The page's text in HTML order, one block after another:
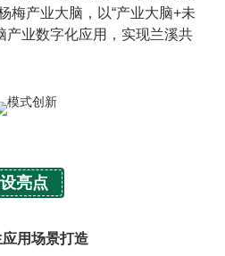
梅产业大脑，以“产业大脑+未
产业数字化应用，实现兰溪共
亮点
用场景打造